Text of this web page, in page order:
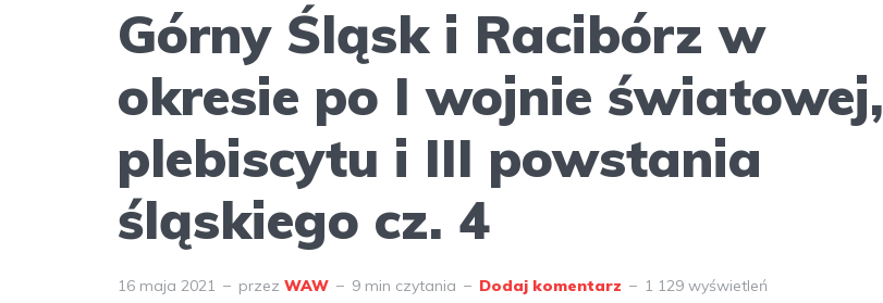
Górny Śląsk i Racibórz w
okresie po I wojnie światowej,
plebiscytu i III powstania
śląskiego cz. 4
16 maja 2021 przez WAW 9 min czytania Dodaj komentarz 1 129 wyświetleń